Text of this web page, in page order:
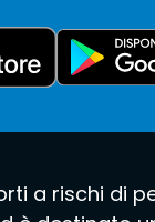
a rischi di